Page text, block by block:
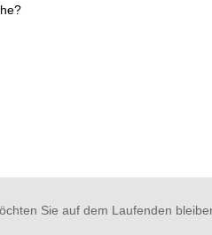
Sie auf dem Laufenden